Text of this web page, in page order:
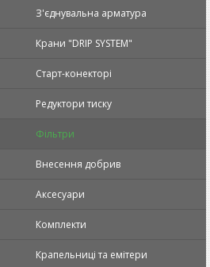
З'єднувальна арматура
Крани "DRIP SYSTEM"
Старт-конекторі
Редуктори тиску
Фільтри
Внесення добрив
Аксесуари
Комплекти
Крапельниці та емітери